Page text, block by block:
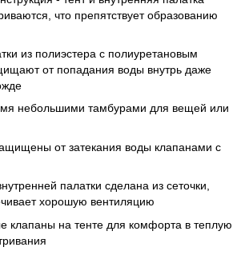
что препятствует образованию
из полиэстера с полиуретановым
от попадания воды внутрь даже
небольшими тамбурами для вещей или
от затекания воды клапанами с
палатки сделана из сеточки,
хорошую вентиляцию
клапаны на тенте для комфорта в теплую